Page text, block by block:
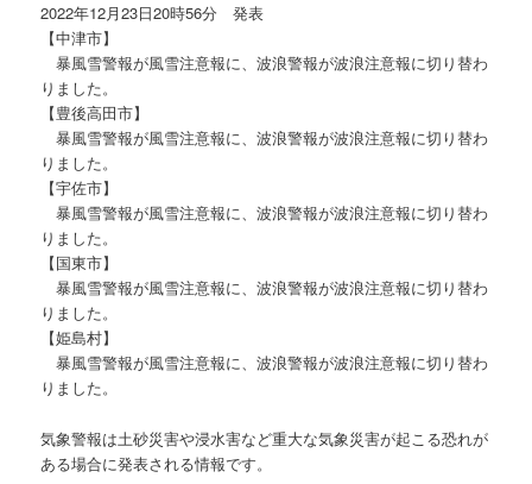
2022年12月23日20時56分 発表
【中津市】
暴風雪警報が風雪注意報に、波浪警報が波浪注意報に切り替わ
りました。
【豊後高田市】
暴風雪警報が風雪注意報に、波浪警報が波浪注意報に切り替わ
りました。
【宇佐市】
暴風雪警報が風雪注意報に、波浪警報が波浪注意報に切り替わ
りました。
【国東市】
暴風雪警報が風雪注意報に、波浪警報が波浪注意報に切り替わ
りました。
【姫島村】
暴風雪警報が風雪注意報に、波浪警報が波浪注意報に切り替わ
りました。
気象警報は土砂災害や浸水害など重大な気象災害が起こる恐れが
ある場合に発表される情報です。